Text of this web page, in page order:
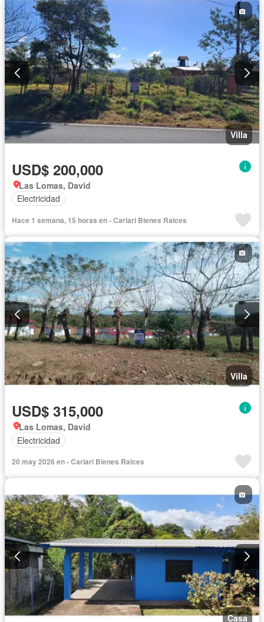
Villa
USD$ 200,000
Las Lomas, David
Electricidad
Hace 1 semana, 15 horas en - Cariari Bienes Raices
Villa
USD$ 315,000
Las Lomas, David
Electricidad
20 may 2026 en - Cariari Bienes Raices
Casa